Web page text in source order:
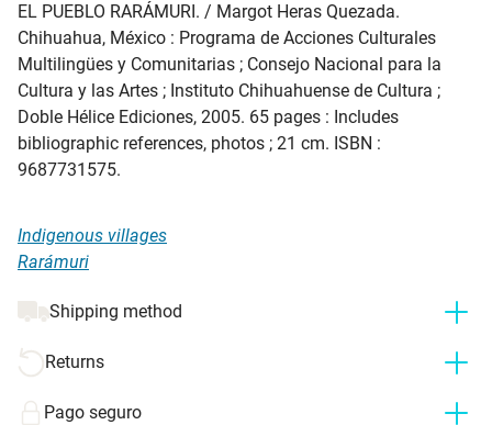
EL PUEBLO RARÁMURI. / Margot Heras Quezada.
Chihuahua, México : Programa de Acciones Culturales
Multilingües y Comunitarias ; Consejo Nacional para la
Cultura y las Artes ; Instituto Chihuahuense de Cultura ;
Doble Hélice Ediciones, 2005. 65 pages : Includes
bibliographic references, photos ; 21 cm. ISBN :
9687731575.
Indigenous villages
Rarámuri
Shipping method
Returns
Pago seguro